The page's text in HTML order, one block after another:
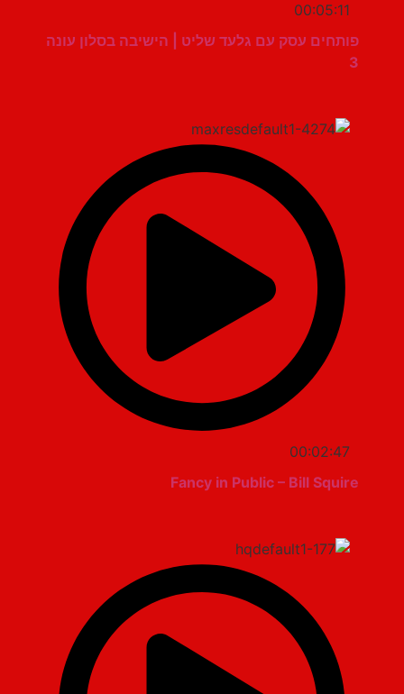
00:05:11
פותחים עסק עם גלעד שליט | הישיבה בסלון עונה
00:02:47
Fancy in Public – Bill Squire